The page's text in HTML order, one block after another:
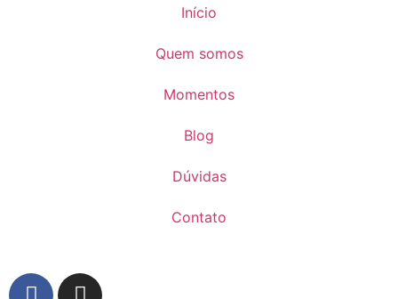
Início
Quem somos
Momentos
Blog
Dúvidas
Contato